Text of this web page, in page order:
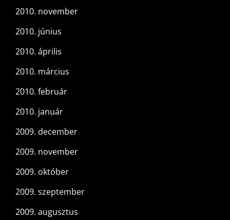
2010. november
2010. június
2010. április
2010. március
2010. február
2010. január
2009. december
2009. november
2009. október
2009. szeptember
2009. augusztus